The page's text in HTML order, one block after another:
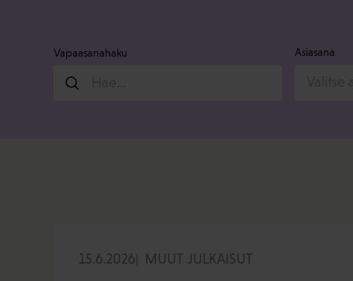
Vapaasanahaku Asiasana
15.6.2026 MUUT JULKAISUT